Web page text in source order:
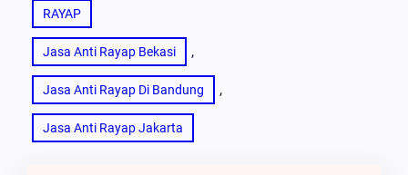
RAYAP
Jasa Anti Rayap Bekasi ,
Jasa Anti Rayap Di Bandung ,
Jasa Anti Rayap Jakarta